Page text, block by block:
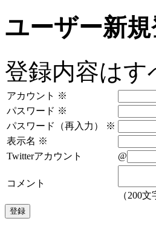
ユーザー新
登録内容は
アカウント ※
パスワード ※
パスワード（再入力）
※
表示名 ※
Twitterアカウント
@
コメント
（200文